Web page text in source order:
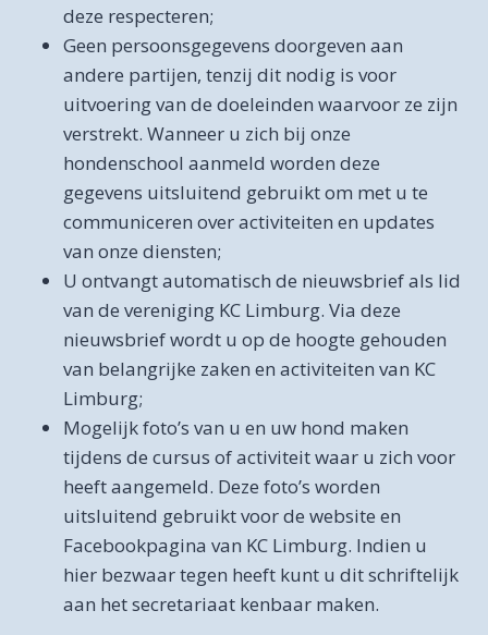
deze respecteren;
Geen persoonsgegevens doorgeven aan
andere partijen, tenzij dit nodig is voor
uitvoering van de doeleinden waarvoor ze zijn
verstrekt. Wanneer u zich bij onze
hondenschool aanmeld worden deze
gegevens uitsluitend gebruikt om met u te
communiceren over activiteiten en updates
van onze diensten;
U ontvangt automatisch de nieuwsbrief als lid
van de vereniging KC Limburg. Via deze
nieuwsbrief wordt u op de hoogte gehouden
van belangrijke zaken en activiteiten van KC
Limburg;
Mogelijk foto’s van u en uw hond maken
tijdens de cursus of activiteit waar u zich voor
heeft aangemeld. Deze foto’s worden
uitsluitend gebruikt voor de website en
Facebookpagina van KC Limburg. Indien u
hier bezwaar tegen heeft kunt u dit schriftelijk
aan het secretariaat kenbaar maken.